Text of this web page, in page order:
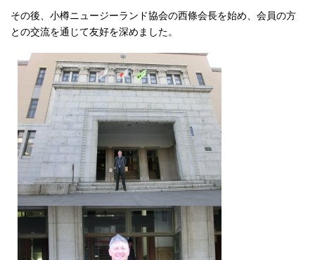
その後、小樽ニュージーランド協会の西條会長を始め、会員の方
との交流を通じて友好を深めました。